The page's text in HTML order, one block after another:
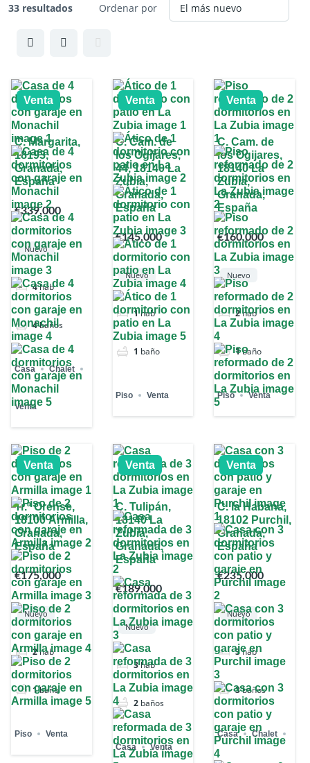
33 resultados Ordenar por
Venta
C. Margarita,
18193,
Granada,
España
€339,000
Nuevo
4hab
4baños
Casa Chalet
Venta
Venta
C. Cam. de
los Ogijares,
44, 18140 La
Zubia,
Granada,
España
€145,000
Nuevo
1 hab
1 baño
Piso Venta
Venta
C. Cam. de
los Ogijares,
18140 La
Zubia,
Granada,
España
€160,000
Nuevo
2hab
1baño
Piso Venta
Venta
Tr.ª Orense,
18100 Armilla,
Granada,
España
€175,000
Nuevo
2hab
1baño
Piso Venta
Venta
C. Tulipán,
18140 La
Zubia,
Granada,
España
€189,000
Nuevo
3 hab
2 baños
Casa Venta
Venta
C. la Habana,
18102 Purchil,
Granada,
España
€235,000
Nuevo
3hab
3baños
Casa Chalet